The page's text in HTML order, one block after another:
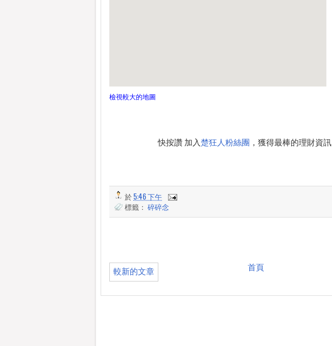
檢視較大的地圖
快按讚 加入楚狂人粉絲團 ，獲得最棒的理財資訊
於5:46 下午
標籤： 碎碎念
較新的文章 首頁